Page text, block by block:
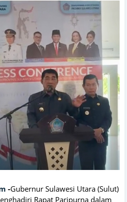
-Gubernur Sulawesi Utara (Sulut)
Rapat Paripurna dalam